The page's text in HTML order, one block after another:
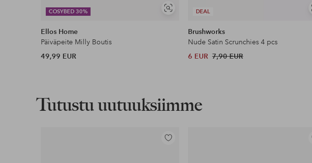
COSYBED 30%
Näytä
Ellos Home
Päiväpeite Milly Boutis
49,99 EUR
DEAL
Brushworks
Nude Satin Scrunchies 4 pcs
6 EUR 7,90 EUR
Tutustu uutuuksiimme
Lisää